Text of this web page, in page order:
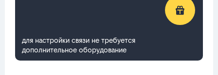
для настройки связи не требуется
дополнительное оборудование